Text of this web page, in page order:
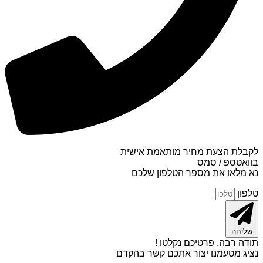
לקבלת הצעת מחיר מותאמת אישית
בוואטספ / סמס
נא מלאו את מספר הטלפון שלכם
טלפון
שליחה
תודה רבה, פרטיכם נקלטו !
נציג מטעמנו יצור אתכם קשר בהקדם